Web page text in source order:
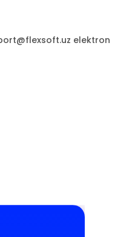
elektron